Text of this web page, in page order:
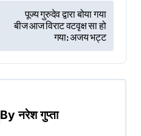
पूज्य गुरुदेव द्वारा बोया गया
बीज आज विराट वटवृक्ष सा हो
गया: अजय भट्ट
Byनरेश गुप्ता